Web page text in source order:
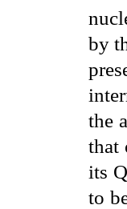
by
the
that
its
to